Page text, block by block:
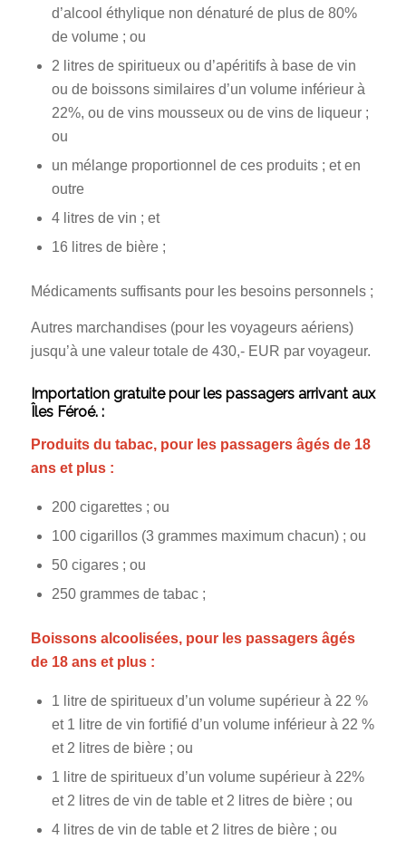
d’alcool éthylique non dénaturé de plus de 80%
de volume ; ou
2 litres de spiritueux ou d’apéritifs à base de vin
ou de boissons similaires d’un volume inférieur à
22%, ou de vins mousseux ou de vins de liqueur ;
ou
un mélange proportionnel de ces produits ; et en
outre
4 litres de vin ; et
16 litres de bière ;
Médicaments suffisants pour les besoins personnels ;
Autres marchandises (pour les voyageurs aériens)
jusqu’à une valeur totale de 430,- EUR par voyageur.
Importation gratuite pour les passagers arrivant aux
Îles Féroé. :
Produits du tabac, pour les passagers âgés de 18
ans et plus :
200 cigarettes ; ou
100 cigarillos (3 grammes maximum chacun) ; ou
50 cigares ; ou
250 grammes de tabac ;
Boissons alcoolisées, pour les passagers âgés
de 18 ans et plus :
1 litre de spiritueux d’un volume supérieur à 22 %
et 1 litre de vin fortifié d’un volume inférieur à 22 %
et 2 litres de bière ; ou
1 litre de spiritueux d’un volume supérieur à 22%
et 2 litres de vin de table et 2 litres de bière ; ou
4 litres de vin de table et 2 litres de bière ; ou